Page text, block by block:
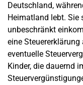
Deutschland,
Heimatland lebt. Sie
unbeschränkt
eine
eventuelle
Kinder, die dauernd